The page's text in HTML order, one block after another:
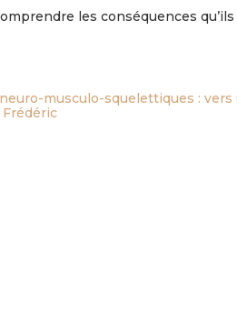
les conséquences
musculo-squelettiques :